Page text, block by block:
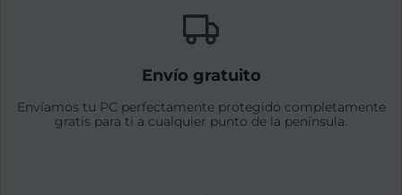
Envío gratuito
Envíamos tu PC perfectamente protegido completamente
gratis para ti a cualquier punto de la península.